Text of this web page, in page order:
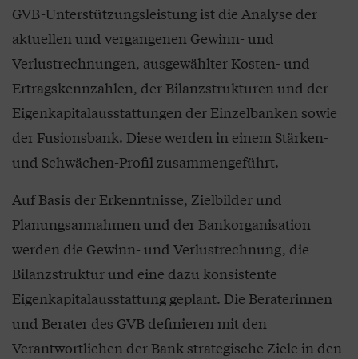
GVB-Unterstützungsleistung ist die Analyse der
aktuellen und vergangenen Gewinn- und
Verlustrechnungen, ausgewählter Kosten- und
Ertragskennzahlen, der Bilanzstrukturen und der
Eigenkapitalausstattungen der Einzelbanken sowie
der Fusionsbank. Diese werden in einem Stärken-
und Schwächen-Profil zusammengeführt.
Auf Basis der Erkenntnisse, Zielbilder und
Planungsannahmen und der Bankorganisation
werden die Gewinn- und Verlustrechnung, die
Bilanzstruktur und eine dazu konsistente
Eigenkapitalausstattung geplant. Die Beraterinnen
und Berater des GVB definieren mit den
Verantwortlichen der Bank strategische Ziele in den